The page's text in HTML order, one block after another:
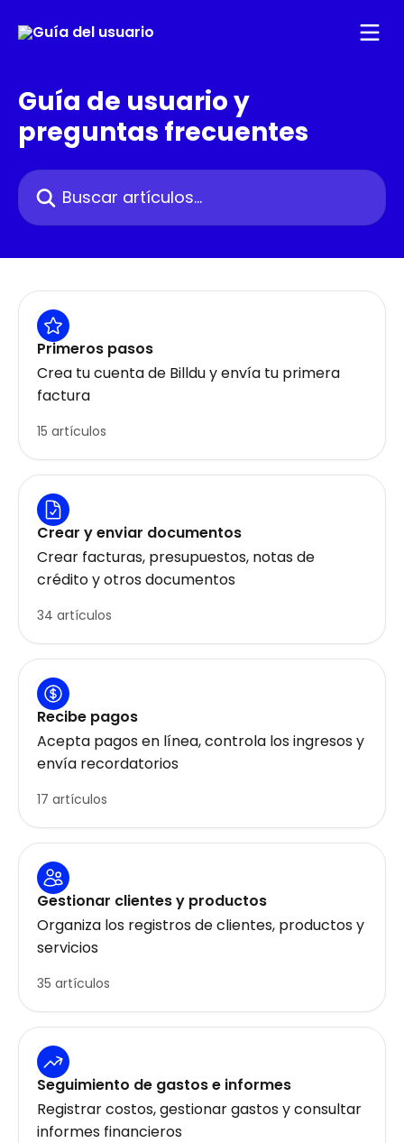
Guía de usuario y
preguntas frecuentes
Buscar artículos...
Primeros pasos
Crea tu cuenta de Billdu y envía tu primera
factura
15 artículos
Crear y enviar documentos
Crear facturas, presupuestos, notas de
crédito y otros documentos
34 artículos
Recibe pagos
Acepta pagos en línea, controla los ingresos y
envía recordatorios
17 artículos
Gestionar clientes y productos
Organiza los registros de clientes, productos y
servicios
35 artículos
Seguimiento de gastos e informes
Registrar costos, gestionar gastos y consultar
informes financieros